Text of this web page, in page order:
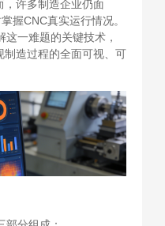
，许多制造企业仍面
握CNC真实运行情况。
一难题的关键技术，
造过程的全面可视、可